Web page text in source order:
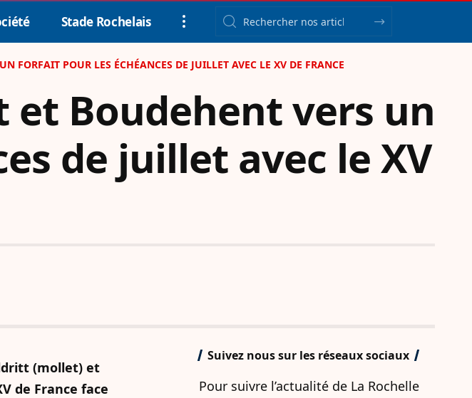
Stade Rochelais
FORFAIT POUR LES ÉCHÉANCES DE JUILLET AVEC LE XV DE FRANCE
et Boudehent vers un
de juillet avec le XV
(mollet) et
de France face
Suivez nous sur les réseaux sociaux
Pour suivre l’actualité de La Rochelle